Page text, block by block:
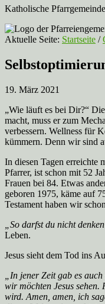
Katholische
Aktuelle Seite: Startseite /
19. März 2021
„Wie läuft es bei Dir?“
macht, muss er zum
verbessern. Wellness für
kümmern. Denn wir sind
In diesen Tagen erreichte
Pfarrer, ist schon mit 52
Frauen bei 84. Etwas
geboren 1975, käme auf
Testament haben wir
„So darfst du nicht
Leben.
Jesus sieht dem Tod ins
„In jener Zeit gab es
wir möchten Jesus sehen.
wird. Amen, amen, ich